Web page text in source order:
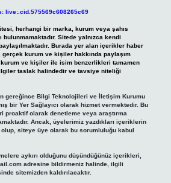
live:.cid.575569c608265c69
herhangi bir marka, kurum veya şahıs
Sitede yalnızca kendi
paylaşılmaktadır. Burada yer alan içerikler haber
gerçek kurum ve kişiler hakkında paylaşım
kurum ve kişiler ile isim benzerlikleri tamamen
taslak halindedir ve tavsiye niteliği
gereğince Bilgi Teknolojileri ve İletişim Kurumu
bir Yer Sağlayıcı olarak hizmet vermektedir. Bu
proaktif olarak denetleme veya araştırma
Ancak, üyelerimiz yazdıkları içeriklerin
siteye üye olarak bu sorumluluğu kabul
aykırı olduğunu düşündüğünüz içerikleri,
adresine bildirmeniz halinde, ilgili
sitemizden kaldırılacaktır.